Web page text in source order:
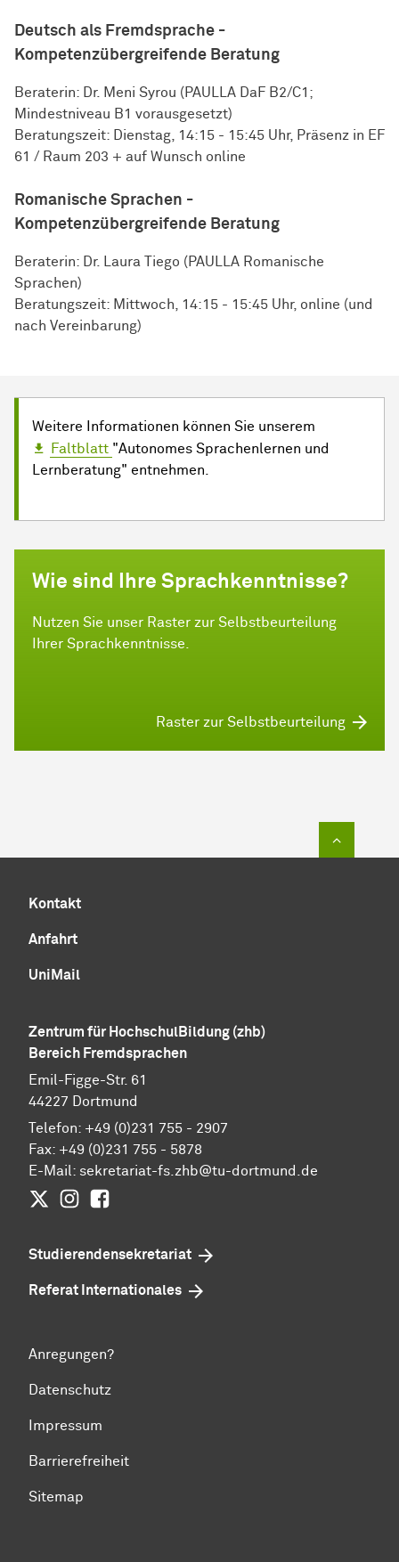
Deutsch als Fremd­sprache -
Kompetenzübergreifende Beratung
Beraterin: Dr. Meni Syrou (PAULLA DaF B2/C1;
Mindestniveau B1 vorausgesetzt)
Beratungszeit: Dienstag, 14:15 - 15:45 Uhr, Präsenz in EF
61 / Raum 203 + auf Wunsch online
Romanische Sprachen -
Kompetenzübergreifende Beratung
Beraterin: Dr. Laura Tiego (PAULLA Romanische
Sprachen)
Beratungszeit: Mittwoch, 14:15 - 15:45 Uhr, online (und
nach Vereinbarung)
Weitere Informationen können Sie unserem
Faltblatt "Autonomes Sprachenlernen und
Lernberatung" entnehmen.
Wie sind Ihre Sprachkenntnisse?
Nutzen Sie unser Raster zur Selbstbeurteilung
Ihrer Sprachkenntnisse.
Raster zur Selbstbeurteilung
Kontakt
Anfahrt
UniMail
Zentrum für HochschulBildung (zhb)
Bereich Fremdsprachen
Emil-Figge-Str. 61
44227 Dortmund
Telefon: +49 (0)231 755 - 2907
Fax: +49 (0)231 755 - 5878
E-Mail: sekretariat-fs.zhb@tu-dortmund.de
TwitterInstagram
Studierendensekretariat
Referat Internationales
Anregungen?
Datenschutz
Impressum
Barrierefreiheit
Sitemap